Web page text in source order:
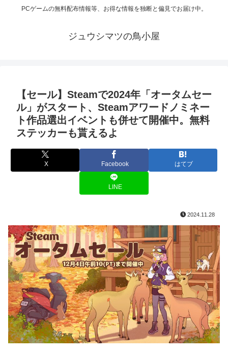
PCゲームの無料配布情報等、お得な情報を独断と偏見でお届け中。
ジュウシマツの鳥小屋
【セール】Steamで2024年「オータムセー
ル」がスタート、Steamアワードノミネー
ト作品選出イベントも併せて開催中。無料
ステッカーも貰えるよ
X Facebook はてブ
LINE
2024.11.28